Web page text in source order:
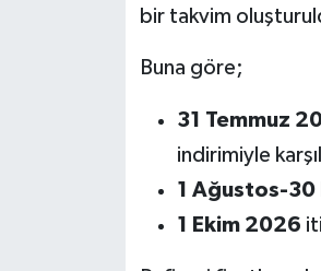
bir takvim
Buna göre;
31 Temmuz
indirimiyle
1 Ağustos-30
1 Ekim 2026